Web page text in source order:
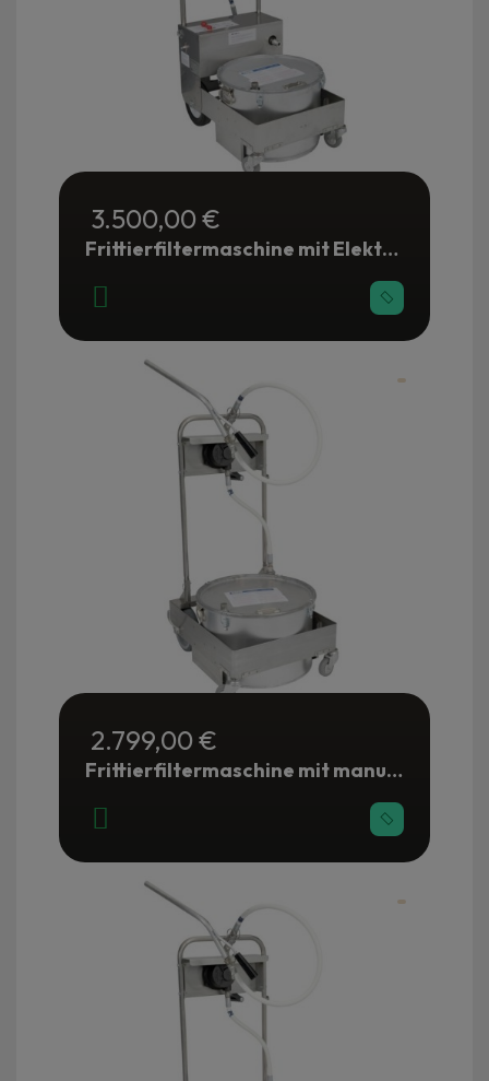
3.500,00 €
Frittierfiltermaschine mit Elektropumpe 38 Liter - Gastronomie
2.799,00 €
Frittierfiltermaschine mit manueller Pumpe 28 Liter - Gastronomie